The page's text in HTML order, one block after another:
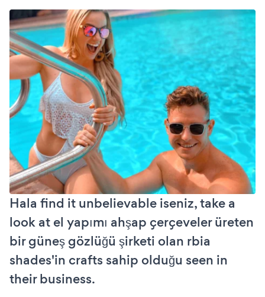
Hala find it unbelievable iseniz, take a
look at el yapımı ahşap çerçeveler üreten
bir güneş gözlüğü şirketi olan rbia
shades'in crafts sahip olduğu seen in
their business.